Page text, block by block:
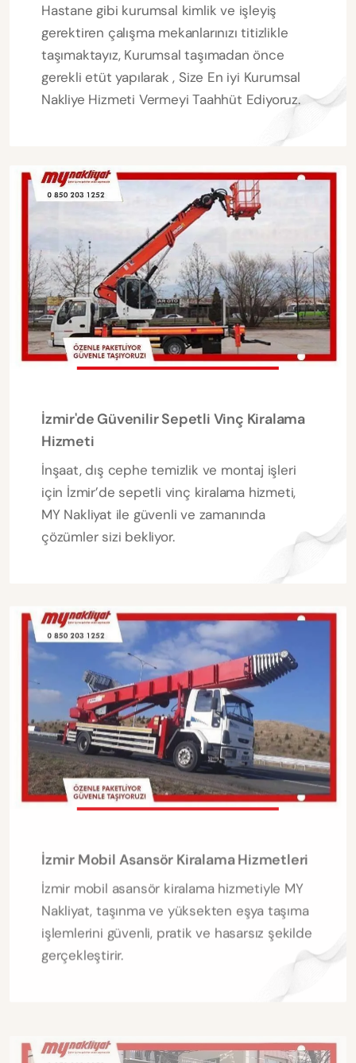
Hastane gibi kurumsal kimlik ve işleyiş
gerektiren çalışma mekanlarınızı titizlikle
taşımaktayız, Kurumsal taşımadan önce
gerekli etüt yapılarak , Size En iyi Kurumsal
Nakliye Hizmeti Vermeyi Taahhüt Ediyoruz.
İzmir'de Güvenilir Sepetli Vinç Kiralama
Hizmeti
İnşaat, dış cephe temizlik ve montaj işleri
için İzmir’de sepetli vinç kiralama hizmeti,
MY Nakliyat ile güvenli ve zamanında
çözümler sizi bekliyor.
İzmir Mobil Asansör Kiralama Hizmetleri
İzmir mobil asansör kiralama hizmetiyle MY
Nakliyat, taşınma ve yüksekten eşya taşıma
işlemlerini güvenli, pratik ve hasarsız şekilde
gerçekleştirir.